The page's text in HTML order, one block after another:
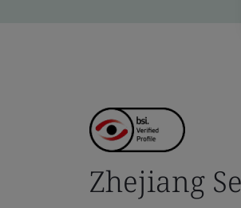
Zhejiang